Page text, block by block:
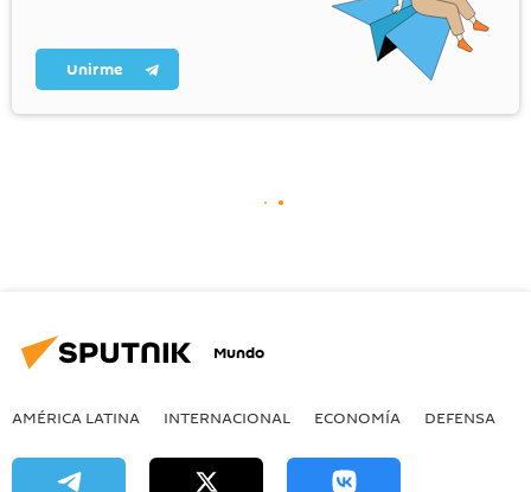
Unirme
Mundo
AMÉRICA LATINA INTERNACIONAL ECONOMÍA DEFENSA